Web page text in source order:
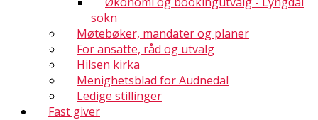
sokn
Møtebøker, mandater og planer
For ansatte, råd og utvalg
Hilsen kirka
Menighetsblad for Audnedal
Ledige stillinger
Fast giver